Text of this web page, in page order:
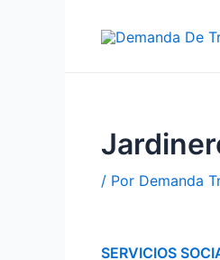
/ Por Demanda
SERVICIOS